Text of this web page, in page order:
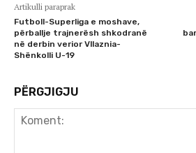
Artikulli paraprak
Futboll-Superliga e moshave,
përballje trajnerësh shkodranë
në derbin verior Vllaznia-
Shënkolli U-19
PËRGJIGJU